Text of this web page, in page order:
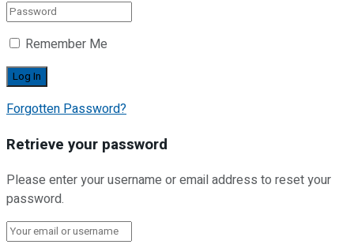
Remember Me
Forgotten Password?
Retrieve your password
Please enter your username or email address to reset your
password.